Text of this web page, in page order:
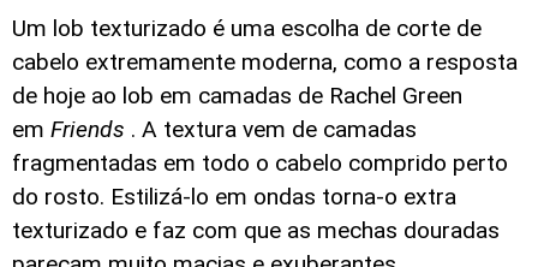
Um lob texturizado é uma escolha de corte de
cabelo extremamente moderna, como a resposta
de hoje ao lob em camadas de Rachel Green
em Friends . A textura vem de camadas
fragmentadas em todo o cabelo comprido perto
do rosto. Estilizá-lo em ondas torna-o extra
texturizado e faz com que as mechas douradas